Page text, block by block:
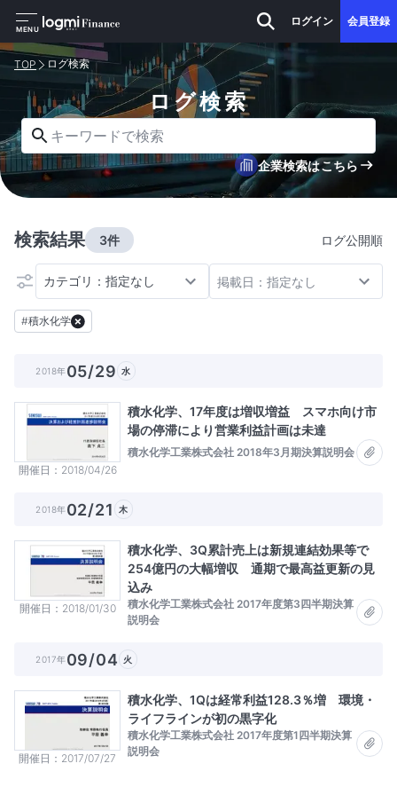
MENU
ログイン 会員登録
TOP ログ検索
ログ検索
企業検索はこちら
検索結果 3件 ログ公開順
カテゴリ：指定なし 掲載日：指定なし
#積水化学
2018年05/29 水
開催日 2018/04/26
積水化学、17年度は増収増益 スマホ向け市
場の停滞により営業利益計画は未達
積水化学工業株式会社 2018年3月期決算説明会
2018年02/21 木
開催日 2018/01/30
積水化学、3Q累計売上は新規連結効果等で
254億円の大幅増収 通期で最高益更新の見
込み
積水化学工業株式会社 2017年度第3四半期決算
説明会
2017年09/04 火
開催日 2017/07/27
積水化学、1Qは経常利益128.3％増 環境・
ライフラインが初の黒字化
積水化学工業株式会社 2017年度第1四半期決算
説明会